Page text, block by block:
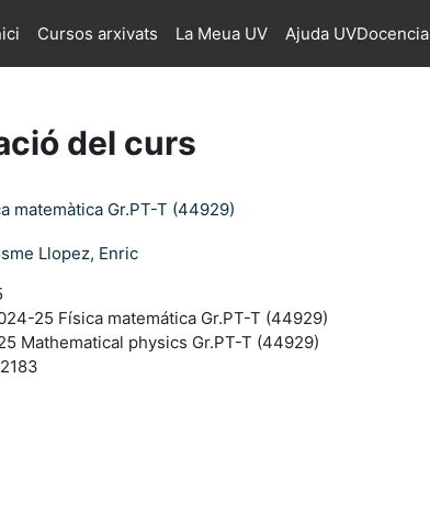
Cursos arxivats La Meua UV Ajuda UVDocencia
del curs
matemàtica Gr.PT-T (44929)
Llopez, Enric
25 Física matemática Gr.PT-T (44929)
Mathematical physics Gr.PT-T (44929)
2183